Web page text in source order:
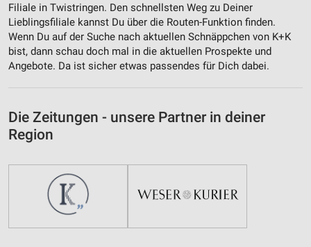
Filiale in Twistringen. Den schnellsten Weg zu Deiner
Lieblingsfiliale kannst Du über die Routen-Funktion finden.
Wenn Du auf der Suche nach aktuellen Schnäppchen von K+K
bist, dann schau doch mal in die aktuellen Prospekte und
Angebote. Da ist sicher etwas passendes für Dich dabei.
Die Zeitungen - unsere Partner in deiner
Region